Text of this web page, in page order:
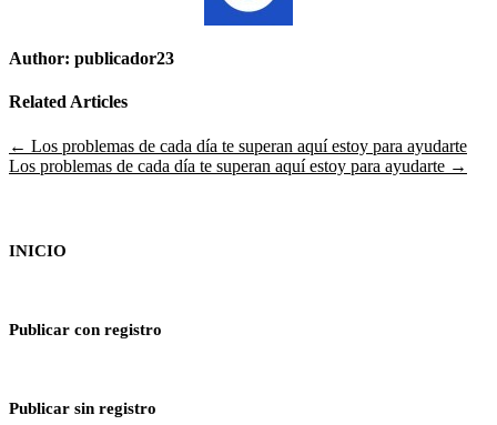
Author: publicador23
Related Articles
Navegación
de
← Los problemas de cada día te superan aquí estoy para ayudarte
Los problemas de cada día te superan aquí estoy para ayudarte →
INICIO
Publicar con registro
Publicar sin registro